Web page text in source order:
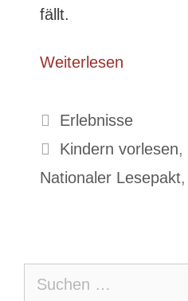
fällt.
Weiterlesen
Kategorien
Erlebnisse
Schlagwörter
Kindern vorlesen,
Nationaler Lesepakt,
nach: